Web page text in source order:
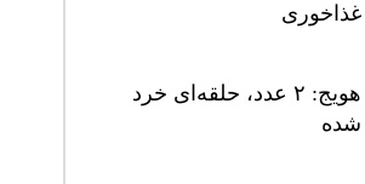
غذاخوری
هویج: ۲ عدد، حلقه‌ای خرد
شده